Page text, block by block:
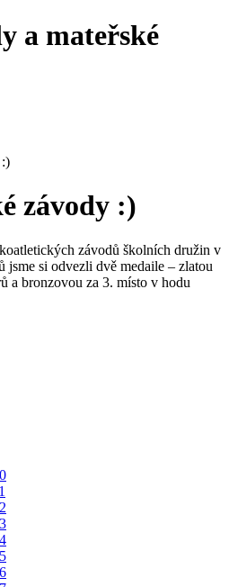
a mateřské
závody :)
závodů školních družin v
si odvezli dvě medaile – zlatou
a bronzovou za 3. místo v hodu